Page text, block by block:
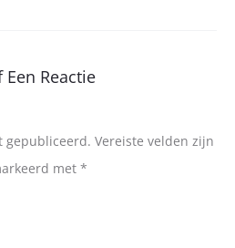
Een Reactie
gepubliceerd. Vereiste velden zijn
met *